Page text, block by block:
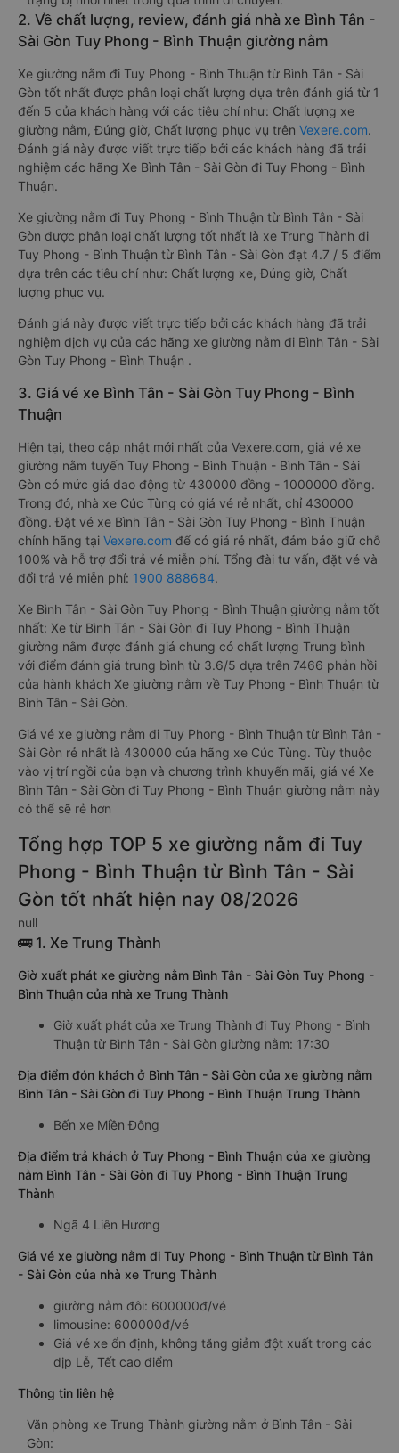
2. Về chất lượng, review, đánh giá nhà xe Bình Tân -
Sài Gòn Tuy Phong - Bình Thuận giường nằm
Xe giường nằm đi Tuy Phong - Bình Thuận từ Bình Tân - Sài
Gòn tốt nhất được phân loại chất lượng dựa trên đánh giá từ 1
đến 5 của khách hàng với các tiêu chí như: Chất lượng xe
giường nằm, Đúng giờ, Chất lượng phục vụ trên Vexere.com.
Đánh giá này được viết trực tiếp bởi các khách hàng đã trải
nghiệm các hãng Xe Bình Tân - Sài Gòn đi Tuy Phong - Bình
Thuận.
Xe giường nằm đi Tuy Phong - Bình Thuận từ Bình Tân - Sài
Gòn được phân loại chất lượng tốt nhất là xe Trung Thành đi
Tuy Phong - Bình Thuận từ Bình Tân - Sài Gòn đạt 4.7 / 5 điểm
dựa trên các tiêu chí như: Chất lượng xe, Đúng giờ, Chất
lượng phục vụ.
Đánh giá này được viết trực tiếp bởi các khách hàng đã trải
nghiệm dịch vụ của các hãng xe giường nằm đi Bình Tân - Sài
Gòn Tuy Phong - Bình Thuận .
3. Giá vé xe Bình Tân - Sài Gòn Tuy Phong - Bình
Thuận
Hiện tại, theo cập nhật mới nhất của Vexere.com, giá vé xe
giường nằm tuyến Tuy Phong - Bình Thuận - Bình Tân - Sài
Gòn có mức giá dao động từ 430000 đồng - 1000000 đồng.
Trong đó, nhà xe Cúc Tùng có giá vé rẻ nhất, chỉ 430000
đồng. Đặt vé xe Bình Tân - Sài Gòn Tuy Phong - Bình Thuận
chính hãng tại Vexere.com để có giá rẻ nhất, đảm bảo giữ chỗ
100% và hỗ trợ đổi trả vé miễn phí. Tổng đài tư vấn, đặt vé và
đổi trả vé miễn phí: 1900 888684.
Xe Bình Tân - Sài Gòn Tuy Phong - Bình Thuận giường nằm tốt
nhất: Xe từ Bình Tân - Sài Gòn đi Tuy Phong - Bình Thuận
giường nằm được đánh giá chung có chất lượng Trung bình
với điểm đánh giá trung bình từ 3.6/5 dựa trên 7466 phản hồi
của hành khách Xe giường nằm về Tuy Phong - Bình Thuận từ
Bình Tân - Sài Gòn.
Giá vé xe giường nằm đi Tuy Phong - Bình Thuận từ Bình Tân -
Sài Gòn rẻ nhất là 430000 của hãng xe Cúc Tùng. Tùy thuộc
vào vị trí ngồi của bạn và chương trình khuyến mãi, giá vé Xe
Bình Tân - Sài Gòn đi Tuy Phong - Bình Thuận giường nằm này
có thể sẽ rẻ hơn
Tổng hợp TOP 5 xe giường nằm đi Tuy
Phong - Bình Thuận từ Bình Tân - Sài
Gòn tốt nhất hiện nay 08/2026
null
🚌 1. Xe Trung Thành
Giờ xuất phát xe giường nằm Bình Tân - Sài Gòn Tuy Phong -
Bình Thuận của nhà xe Trung Thành
Giờ xuất phát của xe Trung Thành đi Tuy Phong - Bình
Thuận từ Bình Tân - Sài Gòn giường nằm: 17:30
Địa điểm đón khách ở Bình Tân - Sài Gòn của xe giường nằm
Bình Tân - Sài Gòn đi Tuy Phong - Bình Thuận Trung Thành
Bến xe Miền Đông
Địa điểm trả khách ở Tuy Phong - Bình Thuận của xe giường
nằm Bình Tân - Sài Gòn đi Tuy Phong - Bình Thuận Trung
Thành
Ngã 4 Liên Hương
Giá vé xe giường nằm đi Tuy Phong - Bình Thuận từ Bình Tân
- Sài Gòn của nhà xe Trung Thành
giường nằm đôi: 600000đ/vé
limousine: 600000đ/vé
Giá vé xe ổn định, không tăng giảm đột xuất trong các
dịp Lễ, Tết cao điểm
Thông tin liên hệ
Văn phòng xe Trung Thành giường nằm ở Bình Tân - Sài
Gòn: